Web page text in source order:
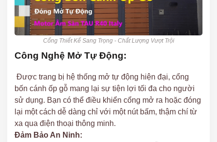
Cổng Thiết Kế Sang Trọng - Chất Lượng Vượt Trội
Công Nghệ Mở Tự Động:
Được trang bị hệ thống mở tự động hiện đại, cổng
bốn cánh ốp gỗ mang lại sự tiện lợi tối đa cho người
sử dụng. Bạn có thể điều khiển cổng mở ra hoặc đóng
lại một cách dễ dàng chỉ với một nút bấm, thậm chí từ
xa qua điện thoại thông minh.
Đảm Bảo An Ninh: